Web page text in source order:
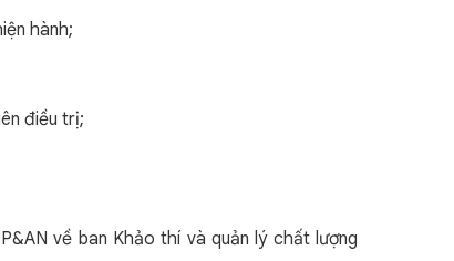
hành;
điều trị;
về ban Khảo thí và quản lý chất lượng